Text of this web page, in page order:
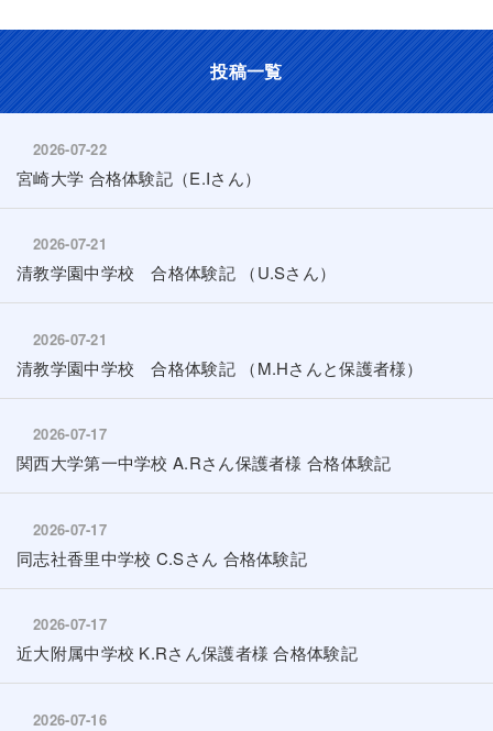
投稿一覧
2026-07-22
宮崎大学 合格体験記（E.Iさん）
2026-07-21
清教学園中学校 合格体験記 （U.Sさん）
2026-07-21
清教学園中学校 合格体験記 （M.Hさんと保護者様）
2026-07-17
関西大学第一中学校 A.Rさん保護者様 合格体験記
2026-07-17
同志社香里中学校 C.Sさん 合格体験記
2026-07-17
近大附属中学校 K.Rさん保護者様 合格体験記
2026-07-16